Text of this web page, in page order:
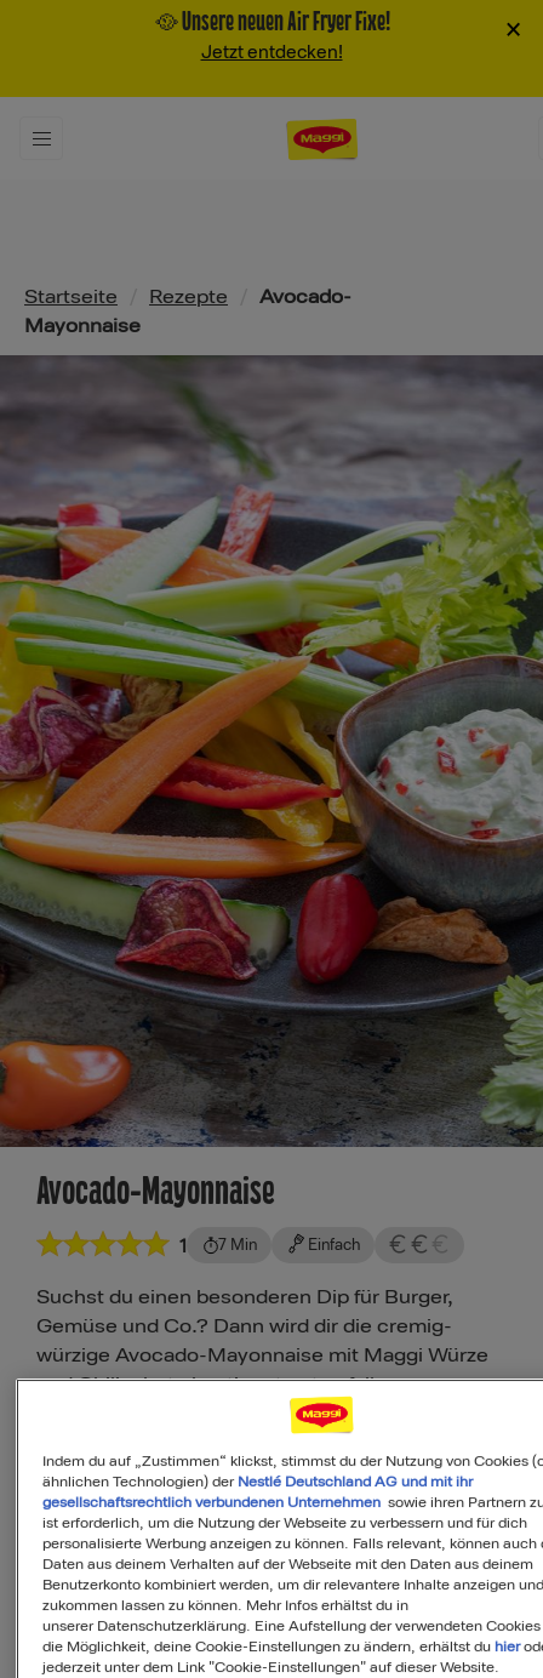
🥘 Unsere neuen Air Fryer Fixe!
Jetzt entdecken!
×
Pfadnavigation
Startseite Rezepte
Avocado-
Mayonnaise
Avocado-Mayonnaise
1 7 Min Einfach
Suchst du einen besonderen Dip für Burger,
Gemüse und Co.? Dann wird dir die cremig-
würzige Avocado-Mayonnaise mit Maggi Würze
und Chilischote bestimmt gut gefallen.
Zuletzt aktualisiert: 23.05.2019
Saskia
Maggi Kochstudio Expertin
Als Favorit speichern
Indem du auf „Zustimmen“ klickst, stimmst du der Nutzung von Cookies
ähnlichen Technologien) der Nestlé Deutschland AG und mit ihr
gesellschaftsrechtlich verbundenen Unternehmen sowie ihren Partnern
ist erforderlich, um die Nutzung der Webseite zu verbessern und für dich
personalisierte Werbung anzeigen zu können. Falls relevant, können auch
Daten aus deinem Verhalten auf der Webseite mit den Daten aus deinem
Benutzerkonto kombiniert werden, um dir relevantere Inhalte anzeigen
zukommen lassen zu können. Mehr Infos erhältst du in
unserer Datenschutzerklärung. Eine Aufstellung der verwendeten
die Möglichkeit, deine Cookie-Einstellungen zu ändern, erhältst du hier
jederzeit unter dem Link "Cookie-Einstellungen" auf dieser Website.